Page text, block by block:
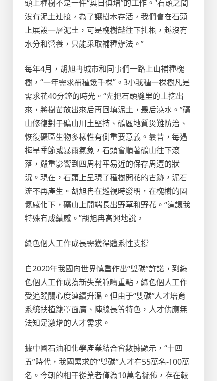
頭上種樹不是一件“與日俱增”的工作。“石頭之間
沒有泥土連接，為了讓樹木存活，我們會在石頭
上展設一層泥土，可是槐樹越往下扎根，越沒有
水分和營養，只能采取補種辦法。”
每年4月，胡旭冉城市和同事們一路上山補種槐
樹，“一年需求補種幾千棵”。3小我種一棵樹凡是
需求花40分鐘的時光。“先把石頭縫里的土挖出
來，將樹苗放出來后再回填泥土，最后澆水。”礦
山修復對于礦山川土堅持、礦區地質災難防治、
恢復礦區生物多樣性有側重要意義。曩昔，每遇
梅旱季節或暴雨氣象，石頭會順著礦山往下滾
落，嚴重影響到四周村平易近的保存周遭的狀
況。現在，石頭上呈現了種樹開花的古跡，泥石
流不再產生。胡旭冉在巡視時發明，在槐樹的固
氮感化下，礦山上開端長出野草和野花。“這讓我
特殊有成績感。”胡旭冉高興地說。
綠色個人工作成長需獲得體系性支撐
自2020年我國向世界慎重作出“雙碳”許諾，到綠
色個人工作成為新失業範疇重點，綠色個人工作
受追蹤關心度連續升溫。但由于“雙碳”人才培育
系統扶植籠罩面廣、陣線長等特色，人才供應無
法知足激增的人才需求。
據中國石油和化學產業結合會數據顯示，“十四
五”時代，我國需求的“雙碳”人才在55萬名-100萬
名。今朝的相干從業者僅為10萬名擺佈，存在較